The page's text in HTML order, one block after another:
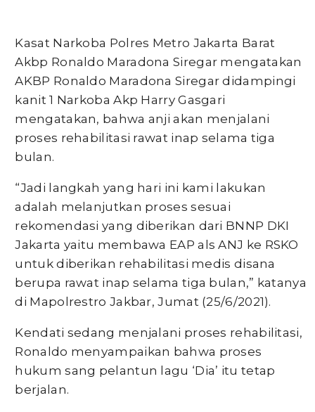
Kasat Narkoba Polres Metro Jakarta Barat
Akbp Ronaldo Maradona Siregar mengatakan
AKBP Ronaldo Maradona Siregar didampingi
kanit 1 Narkoba Akp Harry Gasgari
mengatakan, bahwa anji akan menjalani
proses rehabilitasi rawat inap selama tiga
bulan.
“Jadi langkah yang hari ini kami lakukan
adalah melanjutkan proses sesuai
rekomendasi yang diberikan dari BNNP DKI
Jakarta yaitu membawa EAP als ANJ ke RSKO
untuk diberikan rehabilitasi medis disana
berupa rawat inap selama tiga bulan,” katanya
di Mapolrestro Jakbar, Jumat (25/6/2021).
Kendati sedang menjalani proses rehabilitasi,
Ronaldo menyampaikan bahwa proses
hukum sang pelantun lagu ‘Dia’ itu tetap
berjalan.